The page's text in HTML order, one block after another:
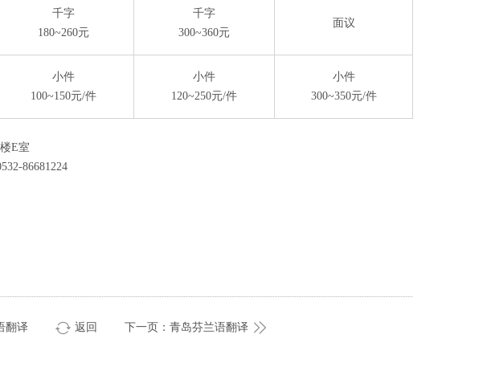
千字
180~260元
千字
300~360元
面议
小件
100~150元/件
小件
120~250元/件
小件
300~350元/件
E室
86681224
翻译 返回 下一页：青岛芬兰语翻译